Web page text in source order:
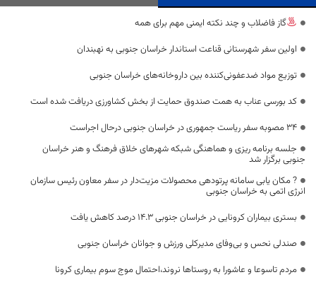
گاز فاضلاب و چند نکته ایمنی مهم برای همه
اولین سفر شهرستانی قناعت استاندار خراسان جنوبی به نهبندان
توزیع مواد ضدعفونی‌کننده بین داروخانه‌های خراسان جنوبی
کد بورسی عناب به همت صندوق حمایت از بخش کشاورزی دریافت شده است
۳۴ مصوبه سفر ریاست جمهوری در خراسان جنوبی درحال اجراست
جلسه برنامه ریزی و هماهنگی شبکه شهرهای خلاق فرهنگ و هنر خراسان
جنوبی برگزار ‌شد
? مکان یابی سامانه پرتودهی محصولات مزیت‌دار در سفر معاون رئیس سازمان
انرژی اتمی به خراسان جنوبی
بستری بیماران کرونایی در خراسان جنوبی ۱۴.۳ درصد کاهش یافت
صندلی نحس و بی‌وفای مدیرکلی ورزش و جوانان خراسان جنوبی
مردم تاسوعا و عاشورا به روستا‌ها نروند،احتمال موج سوم بیماری کرونا